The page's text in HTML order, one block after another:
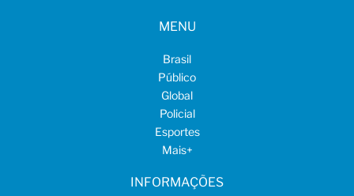
MENU
Brasil
Público
Global
Policial
Esportes
Mais+
INFORMAÇÕES